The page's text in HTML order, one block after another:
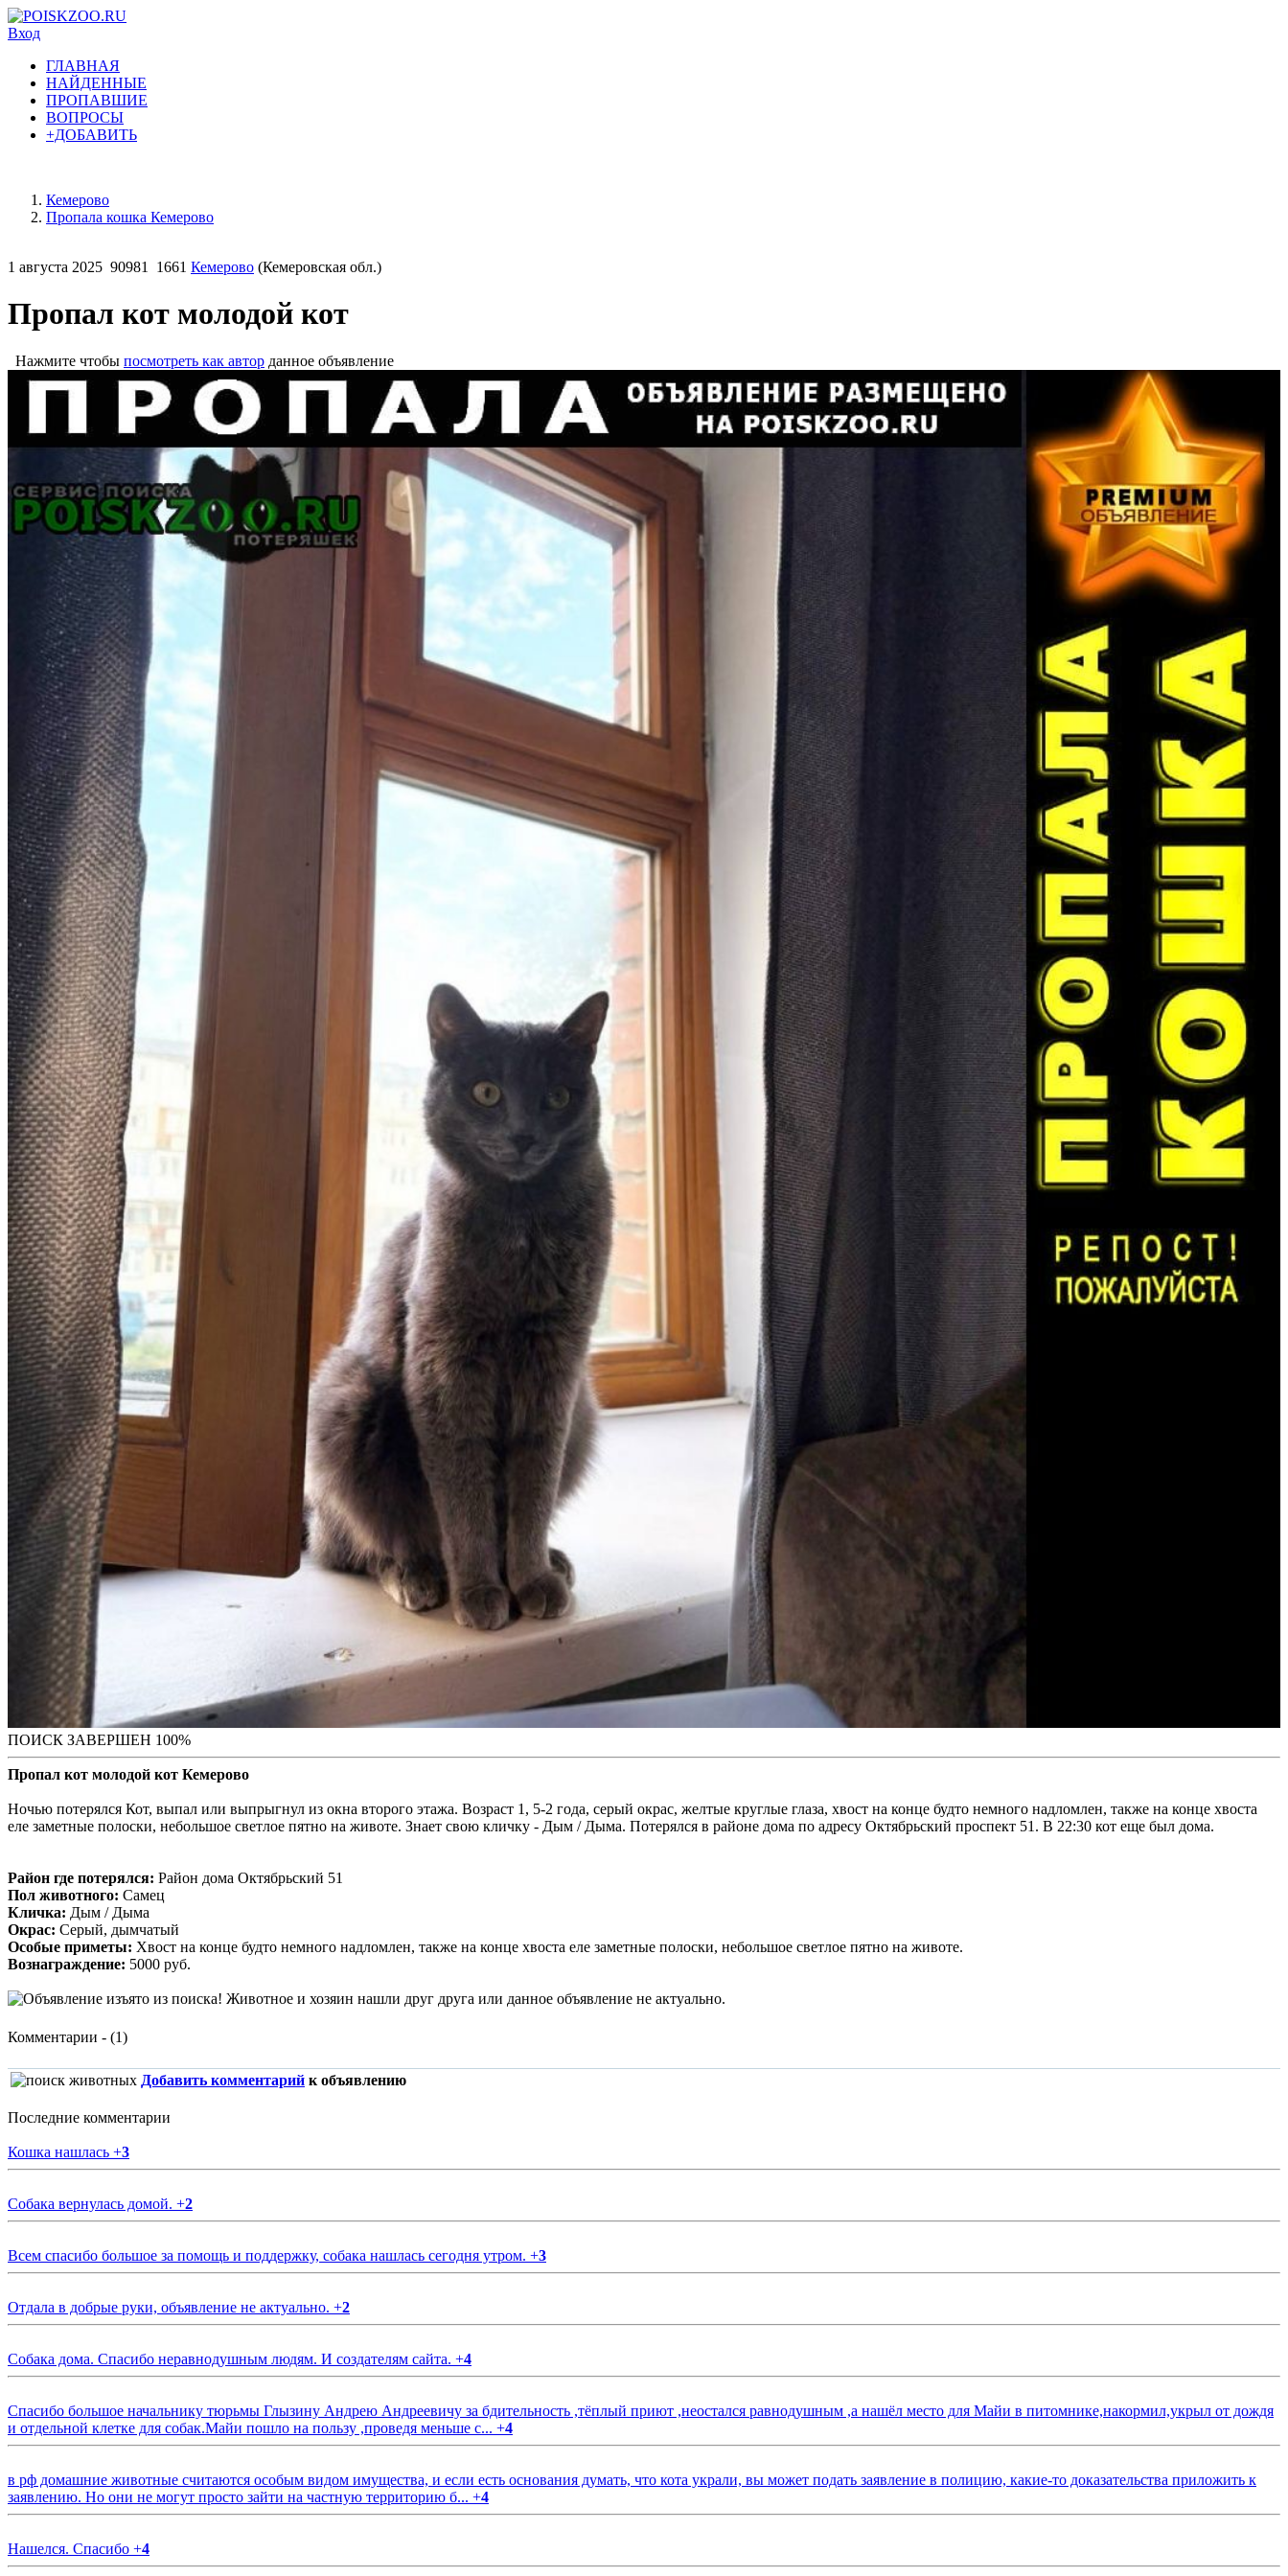
Вход
ГЛАВНАЯ
НАЙДЕННЫЕ
ПРОПАВШИЕ
ВОПРОСЫ
+ДОБАВИТЬ
Кемерово
Пропала кошка Кемерово
1 августа 2025 90981 1661 Кемерово (Кемеровская обл.)
Пропал кот молодой кот
Нажмите чтобы посмотреть как автор данное объявление
ПОИСК ЗАВЕРШЕН 100%
Пропал кот молодой кот Кемерово
Ночью потерялся Кот, выпал или выпрыгнул из окна второго этажа. Возраст 1, 5-2 года, серый окрас, желтые круглые глаза, хвост на конце будто немного надломлен, также на конце хвоста
еле заметные полоски, небольшое светлое пятно на животе. Знает свою кличку - Дым / Дыма. Потерялся в районе дома по адресу Октябрьский проспект 51. В 22:30 кот еще был дома.
Район где потерялся: Район дома Октябрьский 51
Пол животного: Самец
Кличка: Дым / Дыма
Окрас: Серый, дымчатый
Особые приметы: Хвост на конце будто немного надломлен, также на конце хвоста еле заметные полоски, небольшое светлое пятно на животе.
Вознаграждение: 5000 руб.
Комментарии - (1)
Добавить комментарий к объявлению
Последние комментарии
Кошка нашлась +3
Собака вернулась домой. +2
Всем спасибо большое за помощь и поддержку, собака нашлась сегодня утром. +3
Отдала в добрые руки, объявление не актуально. +2
Собака дома. Спасибо неравнодушным людям. И создателям сайта. +4
Спасибо большое начальнику тюрьмы Глызину Андрею Андреевичу за бдительность ,тёплый приют ,неостался равнодушным ,а нашёл место для Майи в питомнике,накормил,укрыл от дождя
и отдельной клетке для собак.Майи пошло на пользу ,проведя меньше с... +4
в рф домашние животные считаются особым видом имущества, и если есть основания думать, что кота украли, вы может подать заявление в полицию, какие-то доказательства приложить к
заявлению. Но они не могут просто зайти на частную территорию б... +4
Нашелся. Спасибо +4